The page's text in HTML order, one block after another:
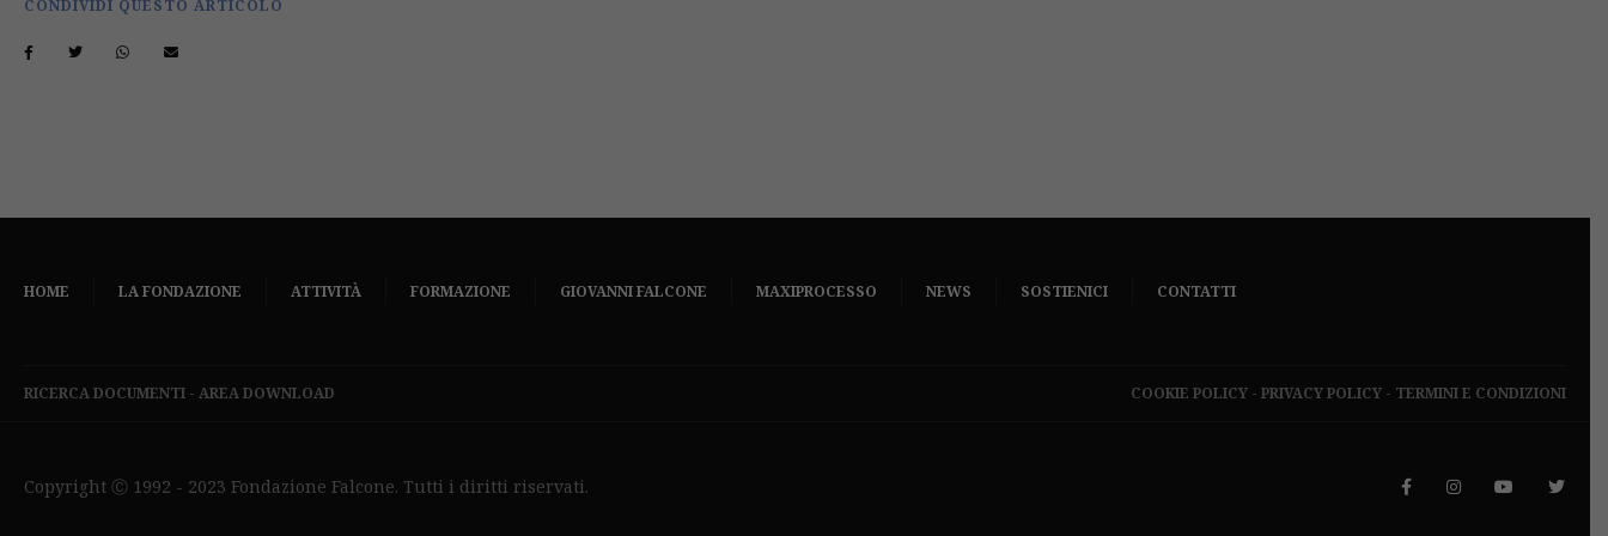
CONDIVIDI QUESTO ARTICOLO
HOME LA FONDAZIONE ATTIVITÀ FORMAZIONE GIOVANNI FALCONE MAXIPROCESSO NEWS SOSTIENICI CONTATTI
RICERCA DOCUMENTI - AREA DOWNLOAD COOKIE POLICY - PRIVACY POLICY - TERMINI E CONDIZIONI
Copyright Ⓒ 1992 - 2023 Fondazione Falcone. Tutti i diritti riservati.